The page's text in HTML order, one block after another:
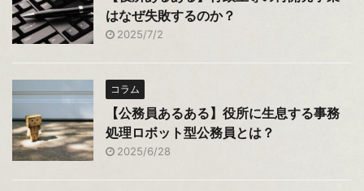
はなぜ失敗するのか？
2025/7/2
コラム
【公務員あるある】役所に生息する事務
処理ロボット型公務員とは？
2025/6/28